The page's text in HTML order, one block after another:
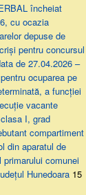
încheiat
cu ocazia
depuse de
pentru concursul
de 27.04.2026 –
ocuparea pe
a funcției
vacante
I, grad
compartiment
din aparatul de
comunei
Hunedoara 15